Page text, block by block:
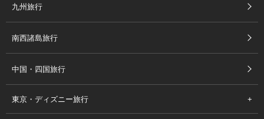
九州旅行
南西諸島旅行
中国・四国旅行
東京・ディズニー旅行